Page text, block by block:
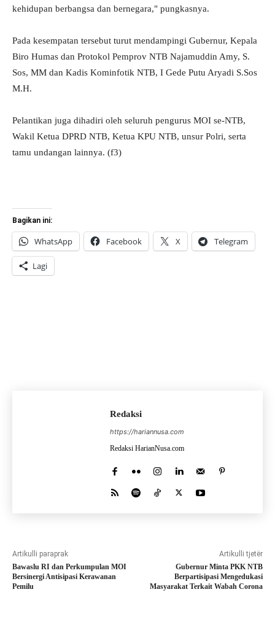
kehidupan berbangsa dan bernegara," pungkasnya.
Pada kesempatan tersebut turut mendampingi Gubernur, Kepala
Biro Humas dan Protokol Pemprov NTB Najamuddin Amy, S.
Sos, MM dan Kadis Kominfotik NTB, I Gede Putu Aryadi S.Sos
M.H.
Pelantikan juga dihadiri oleh seluruh pengurus MOI se-NTB,
Wakil Ketua DPRD NTB, Ketua KPU NTB, unsur Polri, serta
tamu undangan lainnya. (f3)
Bagikan ini:
WhatsApp Facebook X Telegram
Lagi
Redaksi
https://hariannusa.com
Redaksi HarianNusa.com
Artikulli paraprak
Bawaslu RI dan Perkumpulan MOI
Bersinergi Antisipasi Kerawanan
Pemilu
Artikulli tjetër
Gubernur Minta PKK NTB
Berpartisipasi Mengedukasi
Masyarakat Terkait Wabah Corona